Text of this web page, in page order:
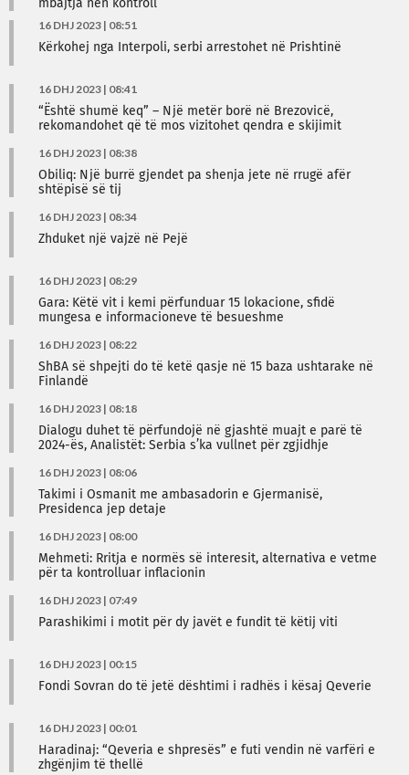
mbajtja nën kontroll
16 DHJ 2023 | 08:51
Kërkohej nga Interpoli, serbi arrestohet në Prishtinë
16 DHJ 2023 | 08:41
“Është shumë keq” – Një metër borë në Brezovicë,
rekomandohet që të mos vizitohet qendra e skijimit
16 DHJ 2023 | 08:38
Obiliq: Një burrë gjendet pa shenja jete në rrugë afër
shtëpisë së tij
16 DHJ 2023 | 08:34
Zhduket një vajzë në Pejë
16 DHJ 2023 | 08:29
Gara: Këtë vit i kemi përfunduar 15 lokacione, sfidë
mungesa e informacioneve të besueshme
16 DHJ 2023 | 08:22
ShBA së shpejti do të ketë qasje në 15 baza ushtarake në
Finlandë
16 DHJ 2023 | 08:18
Dialogu duhet të përfundojë në gjashtë muajt e parë të
2024-ës, Analistët: Serbia s’ka vullnet për zgjidhje
16 DHJ 2023 | 08:06
Takimi i Osmanit me ambasadorin e Gjermanisë,
Presidenca jep detaje
16 DHJ 2023 | 08:00
Mehmeti: Rritja e normës së interesit, alternativa e vetme
për ta kontrolluar inflacionin
16 DHJ 2023 | 07:49
Parashikimi i motit për dy javët e fundit të këtij viti
16 DHJ 2023 | 00:15
Fondi Sovran do të jetë dështimi i radhës i kësaj Qeverie
16 DHJ 2023 | 00:01
Haradinaj: “Qeveria e shpresës” e futi vendin në varfëri e
zhgënjim të thellë